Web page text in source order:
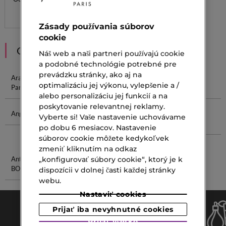
ODPORÚČANIA
Arabské
Parfumy
Parfum SK
Parfum Jean
Paul Gaultier
Parfémy
Angel Parfum
Svieže
Parfémy
CC Kozmetika
Antiperspirant
BOSS
Biely Púder
Na Tvár
Zásady používania súborov
cookie
Náš web a naši partneri používajú cookie
a podobné technológie potrebné pre
prevádzku stránky, ako aj na
optimalizáciu jej výkonu, vylepšenie a /
alebo personalizáciu jej funkcií a na
poskytovanie relevantnej reklamy.
Vyberte si! Vaše nastavenie uchovávame
po dobu 6 mesiacov. Nastavenie
súborov cookie môžete kedykoľvek
zmeniť kliknutím na odkaz
„konfigurovať súbory cookie“, ktorý je k
dispozícii v dolnej časti každej stránky
webu.
Nastaviť cookies
Prijať iba nevyhnutné cookies
Prijať všetko